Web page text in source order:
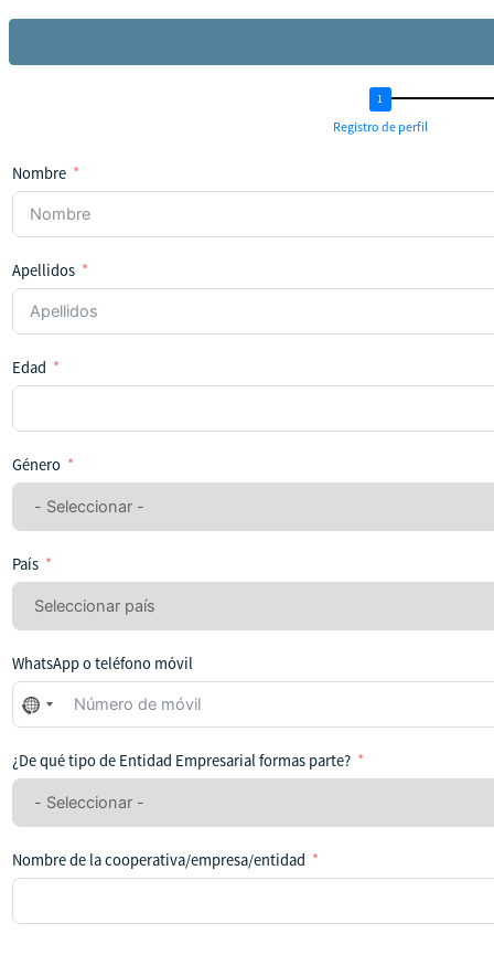
Registro de perfil
Nombre
Apellidos
Edad
Género
País
WhatsApp o teléfono móvil
No
se
seleccionado
ningún
¿De qué tipo de Entidad Empresarial formas parte?
Nombre de la cooperativa/empresa/entidad